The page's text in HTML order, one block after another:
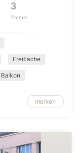
3
Zimmer
Freifläche
Balkon
merken